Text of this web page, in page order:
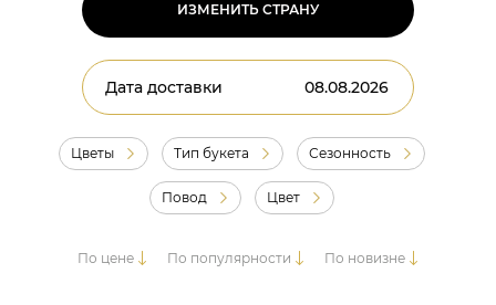
ИЗМЕНИТЬ СТРАНУ
Дата доставки
Цветы Тип букета Сезонность
Повод Цвет
По цене По популярности По новизне